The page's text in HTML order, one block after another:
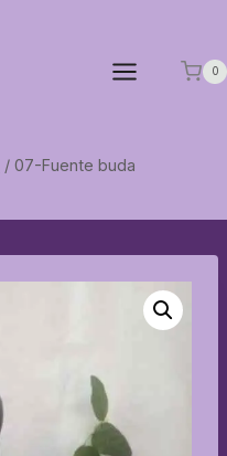
0
/ 07-Fuente buda